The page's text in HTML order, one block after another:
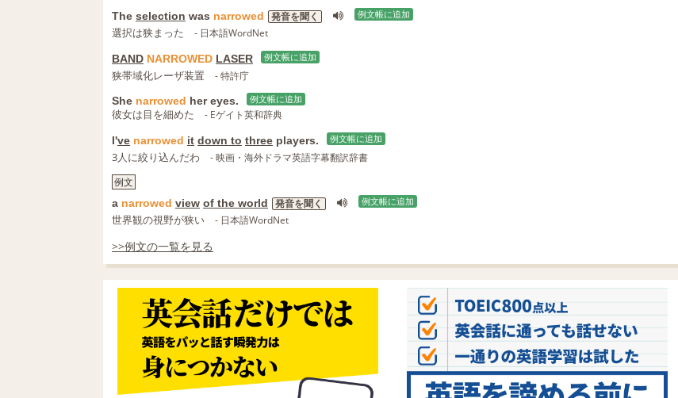
The selection was narrowed 発音を聞く 例文帳に追加
選択は狭まった - 日本語WordNet
BAND NARROWED LASER 例文帳に追加
狭帯域化レーザ装置 - 特許庁
She narrowed her eyes. 例文帳に追加
彼女は目を細めた - Eゲイト英和辞典
I've narrowed it down to three players. 例文帳に追加
3人に絞り込んだわ
- 映画・海外ドラマ英語字幕翻訳辞書
例文
a narrowed view of the world 発音を聞く 例文帳に追加
世界観の視野が狭い - 日本語WordNet
>>例文の一覧を見る